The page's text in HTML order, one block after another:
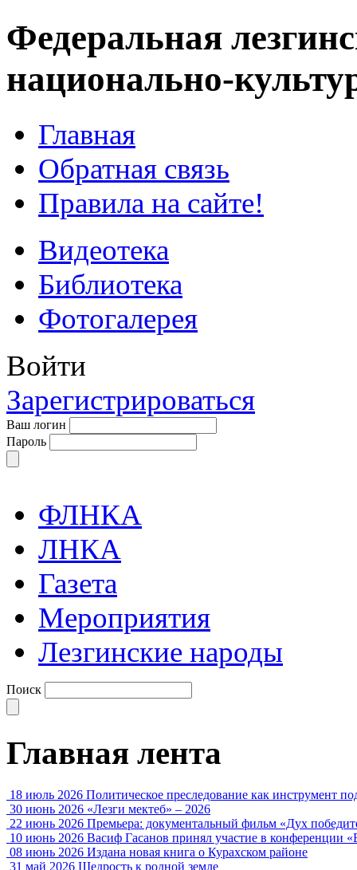
Федеральная
национально-
Главная
Обратная связь
Правила на сайте!
Видеотека
Библиотека
Фотогалерея
Войти
Зарегистрироваться
Ваш логин
Пароль
ФЛНКА
ЛНКА
Газета
Мероприятия
Лезгинские народы
Поиск
Главная лента
18 июль 2026 Политическое преследование как инструмент
30 июнь 2026 «Лезги мектеб» – 2026
22 июнь 2026 Премьера: документальный фильм «Дух
10 июнь 2026 Васиф Гасанов принял участие в конференции
08 июнь 2026 Издана новая книга о Курахском районе
31 май 2026 Щедрость к родной земле